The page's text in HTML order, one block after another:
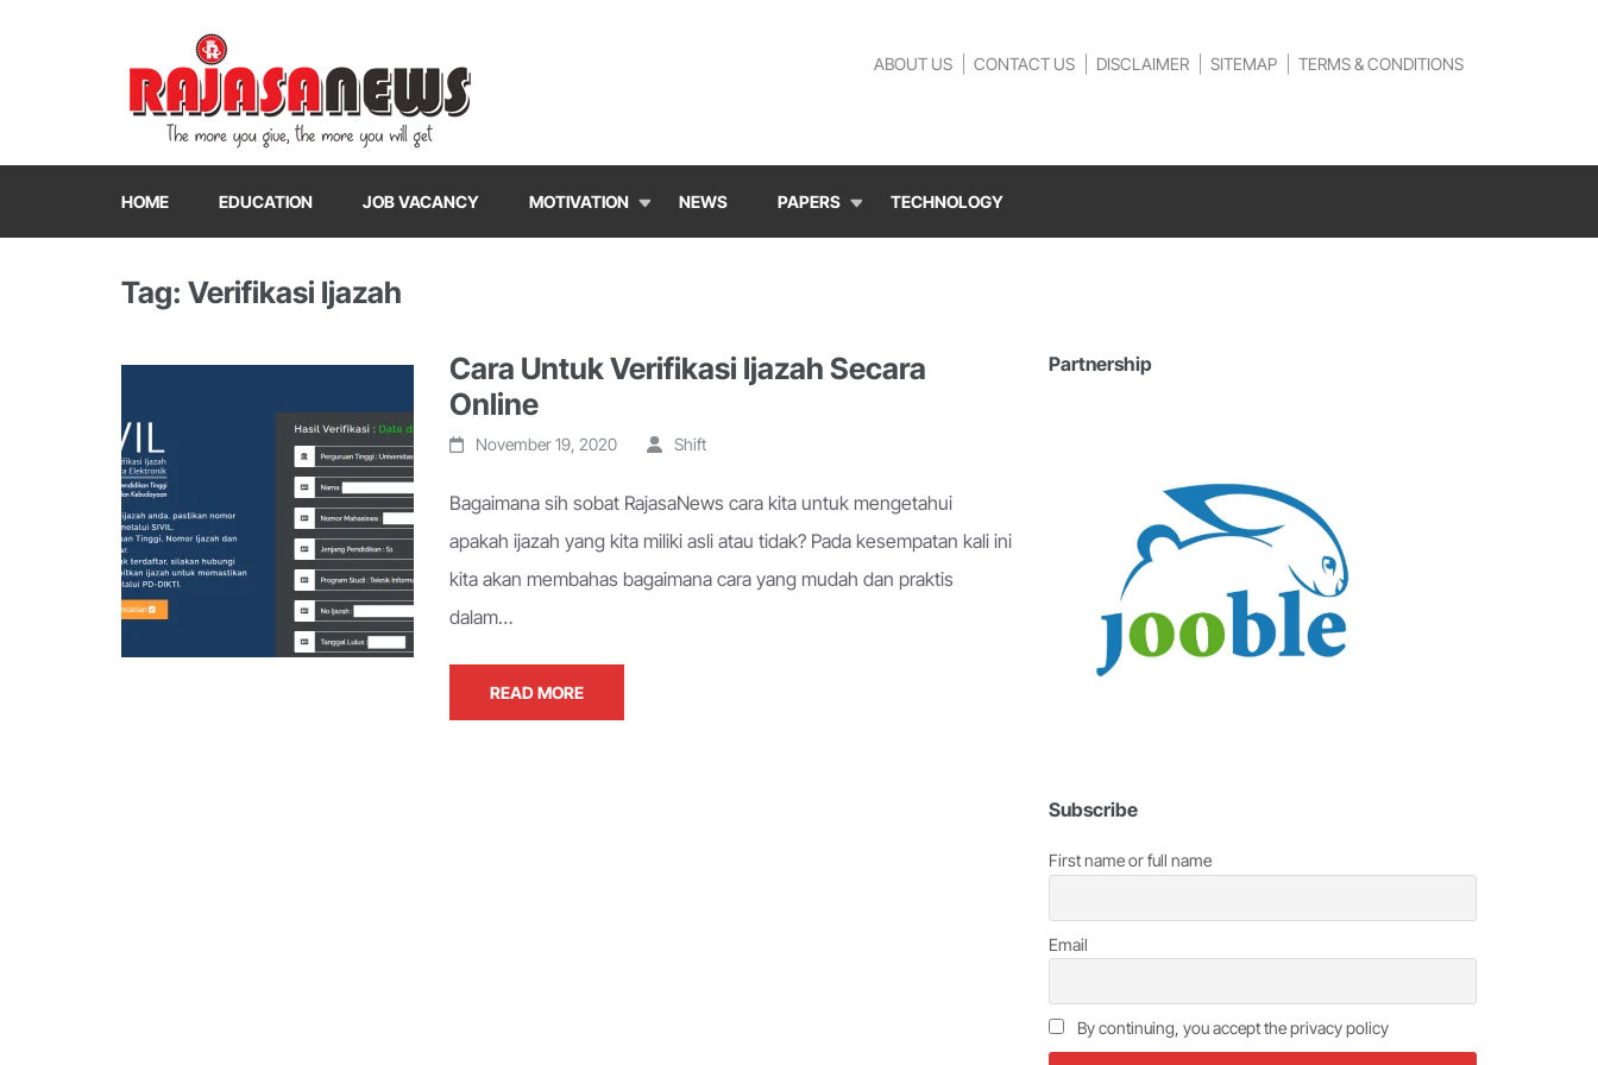
RajasaNews
"The more you give, the more you will get"
ABOUT US CONTACT US DISCLAIMER SITEMAP TERMS & CONDITIONS
HOME EDUCATION JOB VACANCY MOTIVATION NEWS PAPERS TECHNOLOGY
Tag: Verifikasi Ijazah
Cara Untuk Verifikasi Ijazah Secara
Online
November 19, 2020 Shift
Bagaimana sih sobat RajasaNews cara kita untuk mengetahui
apakah ijazah yang kita miliki asli atau tidak? Pada kesempatan kali ini
kita akan membahas bagaimana cara yang mudah dan praktis
dalam…
READ MORE
Partnership
Subscribe
First name or full name
Email
By continuing, you accept the privacy policy